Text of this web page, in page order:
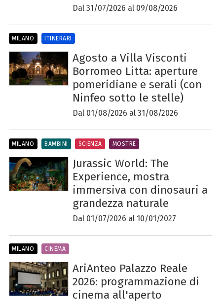
Dal 31/07/2026 al 09/08/2026
Agosto a Villa Visconti
Borromeo Litta: aperture
pomeridiane e serali (con
Ninfeo sotto le stelle)
Dal 01/08/2026 al 31/08/2026
MILANO ITINERARI
Jurassic World: The
Experience, mostra
immersiva con dinosauri a
grandezza naturale
Dal 01/07/2026 al 10/01/2027
MILANO BAMBINI SCIENZA MOSTRE
AriAnteo Palazzo Reale
2026: programmazione di
cinema all'aperto
MILANO CINEMA